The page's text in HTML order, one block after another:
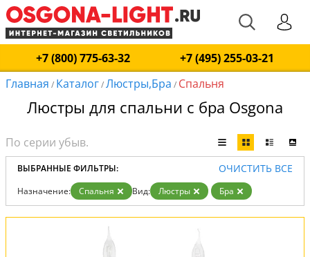
+7 (800) 775-63-32
+7 (495) 255-03-21
Главная / Каталог/Люстры,Бра / Спальня
Люстры для спальни с бра Osgona
ВЫБРАННЫЕ ФИЛЬТРЫ: ОЧИСТИТЬ ВСЕ
Назначение: Спальня Вид: Люстры Бра